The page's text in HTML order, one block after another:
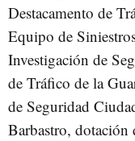
Destacamento de
Equipo de
Investigación de
de Tráfico de la
de Seguridad
Barbastro, dotación